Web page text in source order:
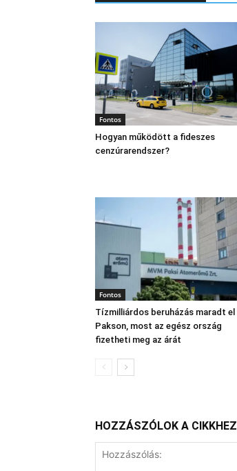
Fontos
Hogyan működött a fideszes
cenzúrarendszer?
Fontos
Tízmilliárdos beruházás maradt el
Pakson, most az egész ország
fizetheti meg az árát
HOZZÁSZÓLOK A CIKKHEZ